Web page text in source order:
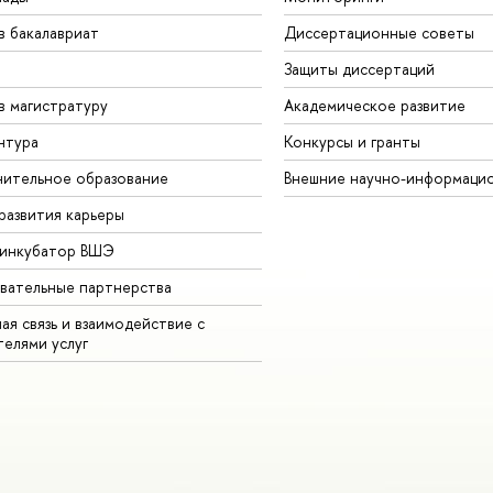
бакалавриат
магистратуру
образование
карьеры
ВШЭ
партнерства
связь и взаимодействие с
услуг
Диссертационные советы
Защиты диссертаций
Академическое развитие
Конкурсы и гранты
Внешние научно-